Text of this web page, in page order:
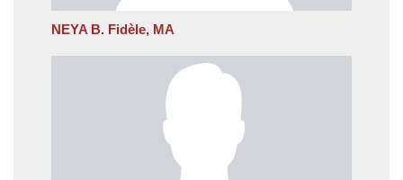
NEYA B. Fidèle, MA